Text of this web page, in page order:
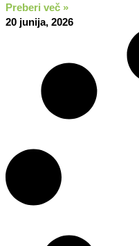
Preberi več »
20 junija, 2026